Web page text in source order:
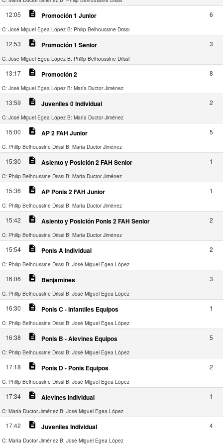
12:05 description Promoción 1 Junior 6
C: José Miguel Egea López B: Philip Belhoussine Drissi
12:53 description Promoción 1 Senior 3
C: José Miguel Egea López B: Philip Belhoussine Drissi
13:17 description Promoción 2 8
C: José Miguel Egea López B: María Ductor Jiménez
13:59 description Juveniles 0 Individual 2
C: José Miguel Egea López B: María Ductor Jiménez
15:00 description AP 2 FAH Junior 5
C: Philip Belhoussine Drissi B: María Ductor Jiménez
15:30 description Asiento y Posición 2 FAH Senior 1
C: Philip Belhoussine Drissi B: María Ductor Jiménez
15:36 description AP Ponis 2 FAH Junior 1
C: Philip Belhoussine Drissi B: María Ductor Jiménez
15:42 description Asiento y Posición Ponis 2 FAH Senior 2
C: Philip Belhoussine Drissi B: María Ductor Jiménez
15:54 description Ponis A Individual 2
C: Philip Belhoussine Drissi B: José Miguel Egea López
16:06 description Benjamines 3
C: Philip Belhoussine Drissi B: José Miguel Egea López
16:30 description Ponis C - Infantiles Equipos 1
C: Philip Belhoussine Drissi B: José Miguel Egea López
16:38 description Ponis B - Alevines Equipos 5
C: Philip Belhoussine Drissi B: José Miguel Egea López
17:18 description Ponis D - Ponis Equipos 2
C: Philip Belhoussine Drissi B: José Miguel Egea López
17:34 description Alevines Individual 1
C: María Ductor Jiménez B: José Miguel Egea López
17:42 description Juveniles Individual 4
C: María Ductor Jiménez B: José Miguel Egea López